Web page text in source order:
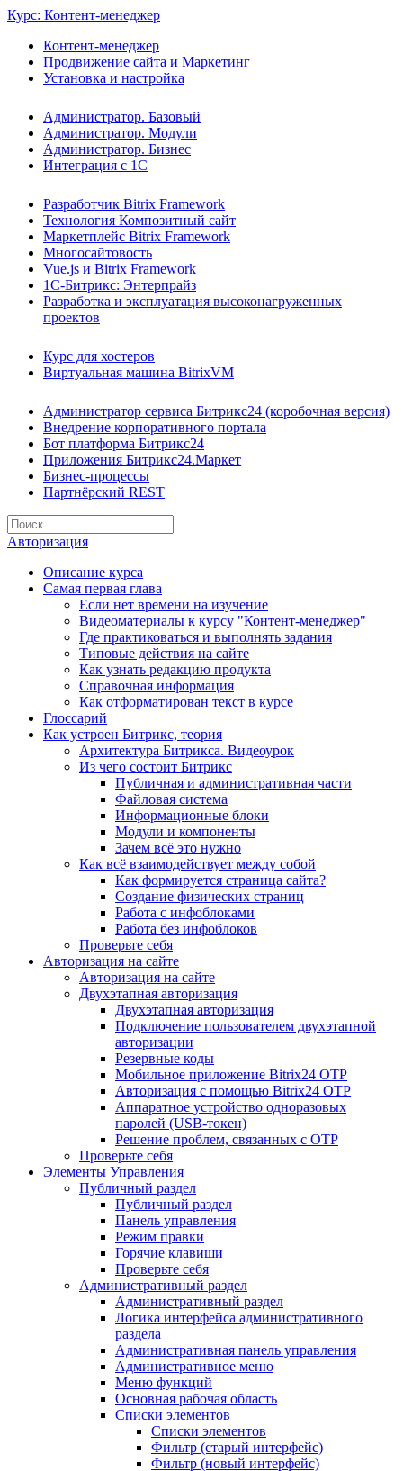
Курс: Контент-менеджер
Контент-менеджер
Продвижение сайта и Маркетинг
Установка и настройка
Администратор. Базовый
Администратор. Модули
Администратор. Бизнес
Интеграция с 1С
Разработчик Bitrix Framework
Технология Композитный сайт
Маркетплейс Bitrix Framework
Многосайтовость
Vue.js и Bitrix Framework
1С-Битрикс: Энтерпрайз
Разработка и эксплуатация высоконагруженных
проектов
Курс для хостеров
Виртуальная машина BitrixVM
Администратор сервиса Битрикс24 (коробочная версия)
Внедрение корпоративного портала
Бот платформа Битрикс24
Приложения Битрикс24.Маркет
Бизнес-процессы
Партнёрский REST
Авторизация
Описание курса
Самая первая глава
Если нет времени на изучение
Видеоматериалы к курсу "Контент-менеджер"
Где практиковаться и выполнять задания
Типовые действия на сайте
Как узнать редакцию продукта
Справочная информация
Как отформатирован текст в курсе
Глоссарий
Как устроен Битрикс, теория
Архитектура Битрикса. Видеоурок
Из чего состоит Битрикс
Публичная и административная части
Файловая система
Информационные блоки
Модули и компоненты
Зачем всё это нужно
Как всё взаимодействует между собой
Как формируется страница сайта?
Создание физических страниц
Работа с инфоблоками
Работа без инфоблоков
Проверьте себя
Авторизация на сайте
Авторизация на сайте
Двухэтапная авторизация
Двухэтапная авторизация
Подключение пользователем двухэтапной
авторизации
Резервные коды
Мобильное приложение Bitrix24 OTP
Авторизация с помощью Bitrix24 OTP
Аппаратное устройство одноразовых
паролей (USB-токен)
Решение проблем, связанных с OTP
Проверьте себя
Элементы Управления
Публичный раздел
Публичный раздел
Панель управления
Режим правки
Горячие клавиши
Проверьте себя
Административный раздел
Административный раздел
Логика интерфейса административного
раздела
Административная панель управления
Административное меню
Меню функций
Основная рабочая область
Списки элементов
Списки элементов
Фильтр (старый интерфейс)
Фильтр (новый интерфейс)